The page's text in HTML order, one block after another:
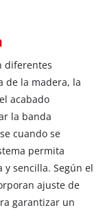
diferentes
de la madera, la
acabado
la banda
cuando se
permita
sencilla. Según el
ajuste de
garantizar un